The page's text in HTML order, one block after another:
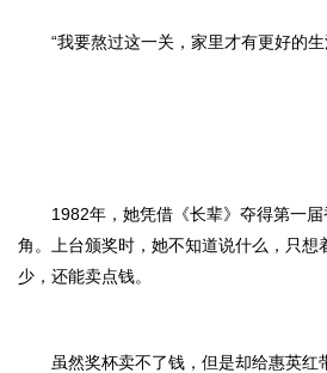
“我要熬过这一关，家里才有更好的生
1982年，她凭借《长辈》夺得第一
角。上台颁奖时，她不知道说什么，只想
少，还能卖点钱。
虽然奖杯卖不了钱，但是却给惠英红